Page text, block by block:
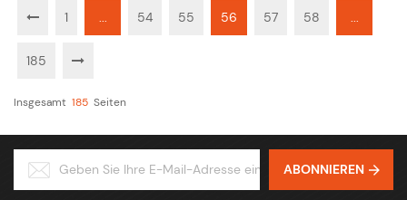
1 ... 54 55 56 57 58 ...
185
Insgesamt 185 Seiten
ABONNIEREN